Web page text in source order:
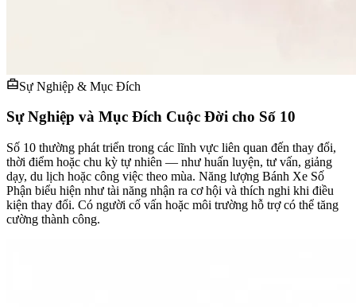
Sự Nghiệp & Mục Đích
Sự Nghiệp và Mục Đích Cuộc Đời cho Số 10
Số 10 thường phát triển trong các lĩnh vực liên quan đến thay đổi,
thời điểm hoặc chu kỳ tự nhiên — như huấn luyện, tư vấn, giảng
dạy, du lịch hoặc công việc theo mùa. Năng lượng Bánh Xe Số
Phận biểu hiện như tài năng nhận ra cơ hội và thích nghi khi điều
kiện thay đổi. Có người cố vấn hoặc môi trường hỗ trợ có thể tăng
cường thành công.